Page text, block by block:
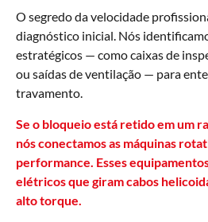
O segredo da velocidade
diagnóstico inicial. Nós
estratégicos — como caixas de
ou saídas de ventilação — para
travamento.
Se o bloqueio está retido em um
nós conectamos as máquinas
performance. Esses
elétricos que giram cabos
alto torque.